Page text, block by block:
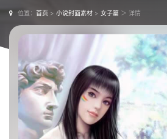
位置： 首页> 小说封面素材> 女子篇＞ 详情